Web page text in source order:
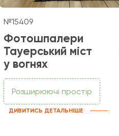
№15409
Фотошпалери
Тауерський міст
у вогнях
Розширюючі простір
ДИВИТИСЬ ДЕТАЛЬНІШЕ